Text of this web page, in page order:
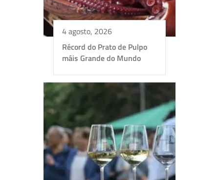
4 agosto, 2026
Récord do Prato de Pulpo
máis Grande do Mundo